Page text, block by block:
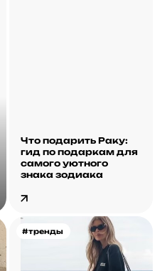
Что подарить Раку:
гид по подаркам для
самого уютного
знака зодиака
#тренды